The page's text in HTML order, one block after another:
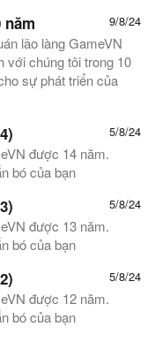
9/8/24
năm
lão làng GameVN
với chúng tôi trong 10
sự phát triển của
5/8/24
được 14 năm.
bó của bạn
5/8/24
được 13 năm.
bó của bạn
5/8/24
được 12 năm.
bó của bạn